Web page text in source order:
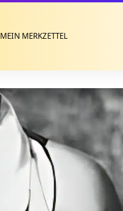
MEIN MERKZETTEL